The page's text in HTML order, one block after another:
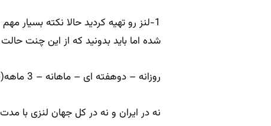
1-لنز رو تهیه کردید حالا نکته بسیار
شده اما باید بدونید که از این چنت
روزانه – دوهفته ای – ماهانه – 3 ماهه(فصلی) – سالانه
نه در ایران و نه در کل جهان لنزی با مدت زمان استفاده 6 ماه نداریم پس آگاه باش تا لنز رو تا